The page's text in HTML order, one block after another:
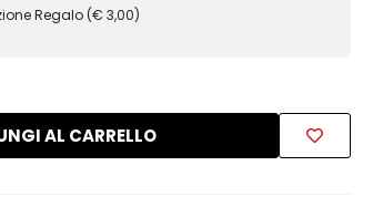
Regalo (€ 3,00)
AL CARRELLO